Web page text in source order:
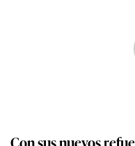
Con sus nuevos